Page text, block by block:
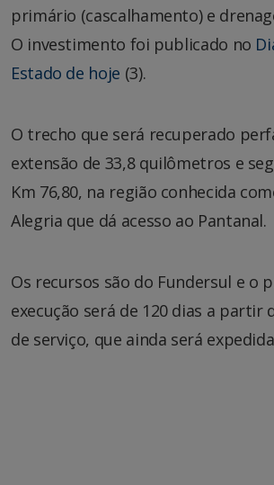
primário (cascalhamento) e
O investimento foi publicado no
Estado de hoje (3).
O trecho que será recuperado
extensão de 33,8 quilômetros e
Km 76,80, na região conhecida
Alegria que dá acesso ao Pantanal.
Os recursos são do Fundersul e o
execução será de 120 dias a partir
de serviço, que ainda será